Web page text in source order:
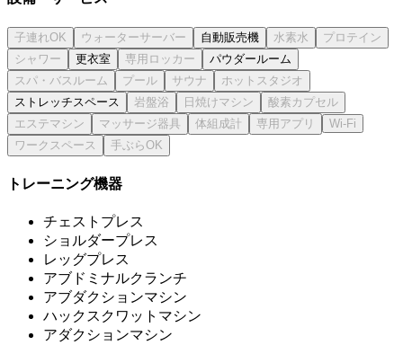
自動販売機
更衣室
パウダールーム
ストレッチスペース
トレーニング機器
チェストプレス
ショルダープレス
レッグプレス
アブドミナルクランチ
アブダクションマシン
ハックスクワットマシン
アダクションマシン